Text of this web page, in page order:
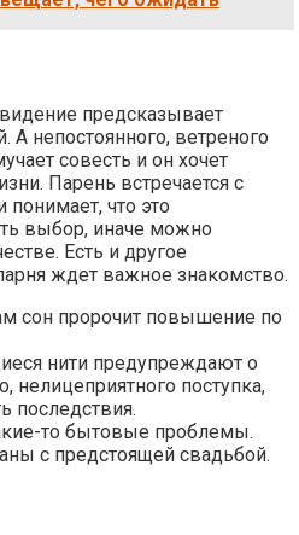
предсказывает
непостоянного, ветреного
совесть и он хочет
Парень встречается с
что это
выбор, иначе можно
Есть и другое
ждет важное знакомство.
сон пророчит повышение по
нити предупреждают о
нелицеприятного поступка,
последствия.
то бытовые проблемы.
с предстоящей свадьбой.